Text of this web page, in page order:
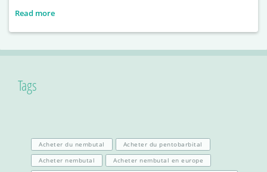
Read more
Tags
Acheter du nembutal Acheter du pentobarbital
Acheter nembutal Acheter nembutal en europe